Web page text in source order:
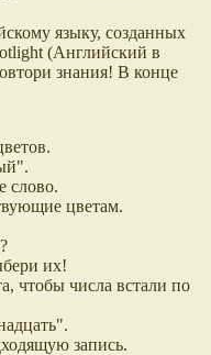
языку, созданных
(Английский в
знания! В конце
слово.
цветам.
их!
чтобы числа встали по
запись.